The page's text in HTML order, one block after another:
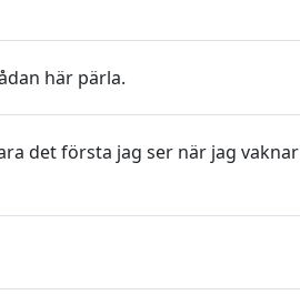
här pärla.
det första jag ser när jag vaknar